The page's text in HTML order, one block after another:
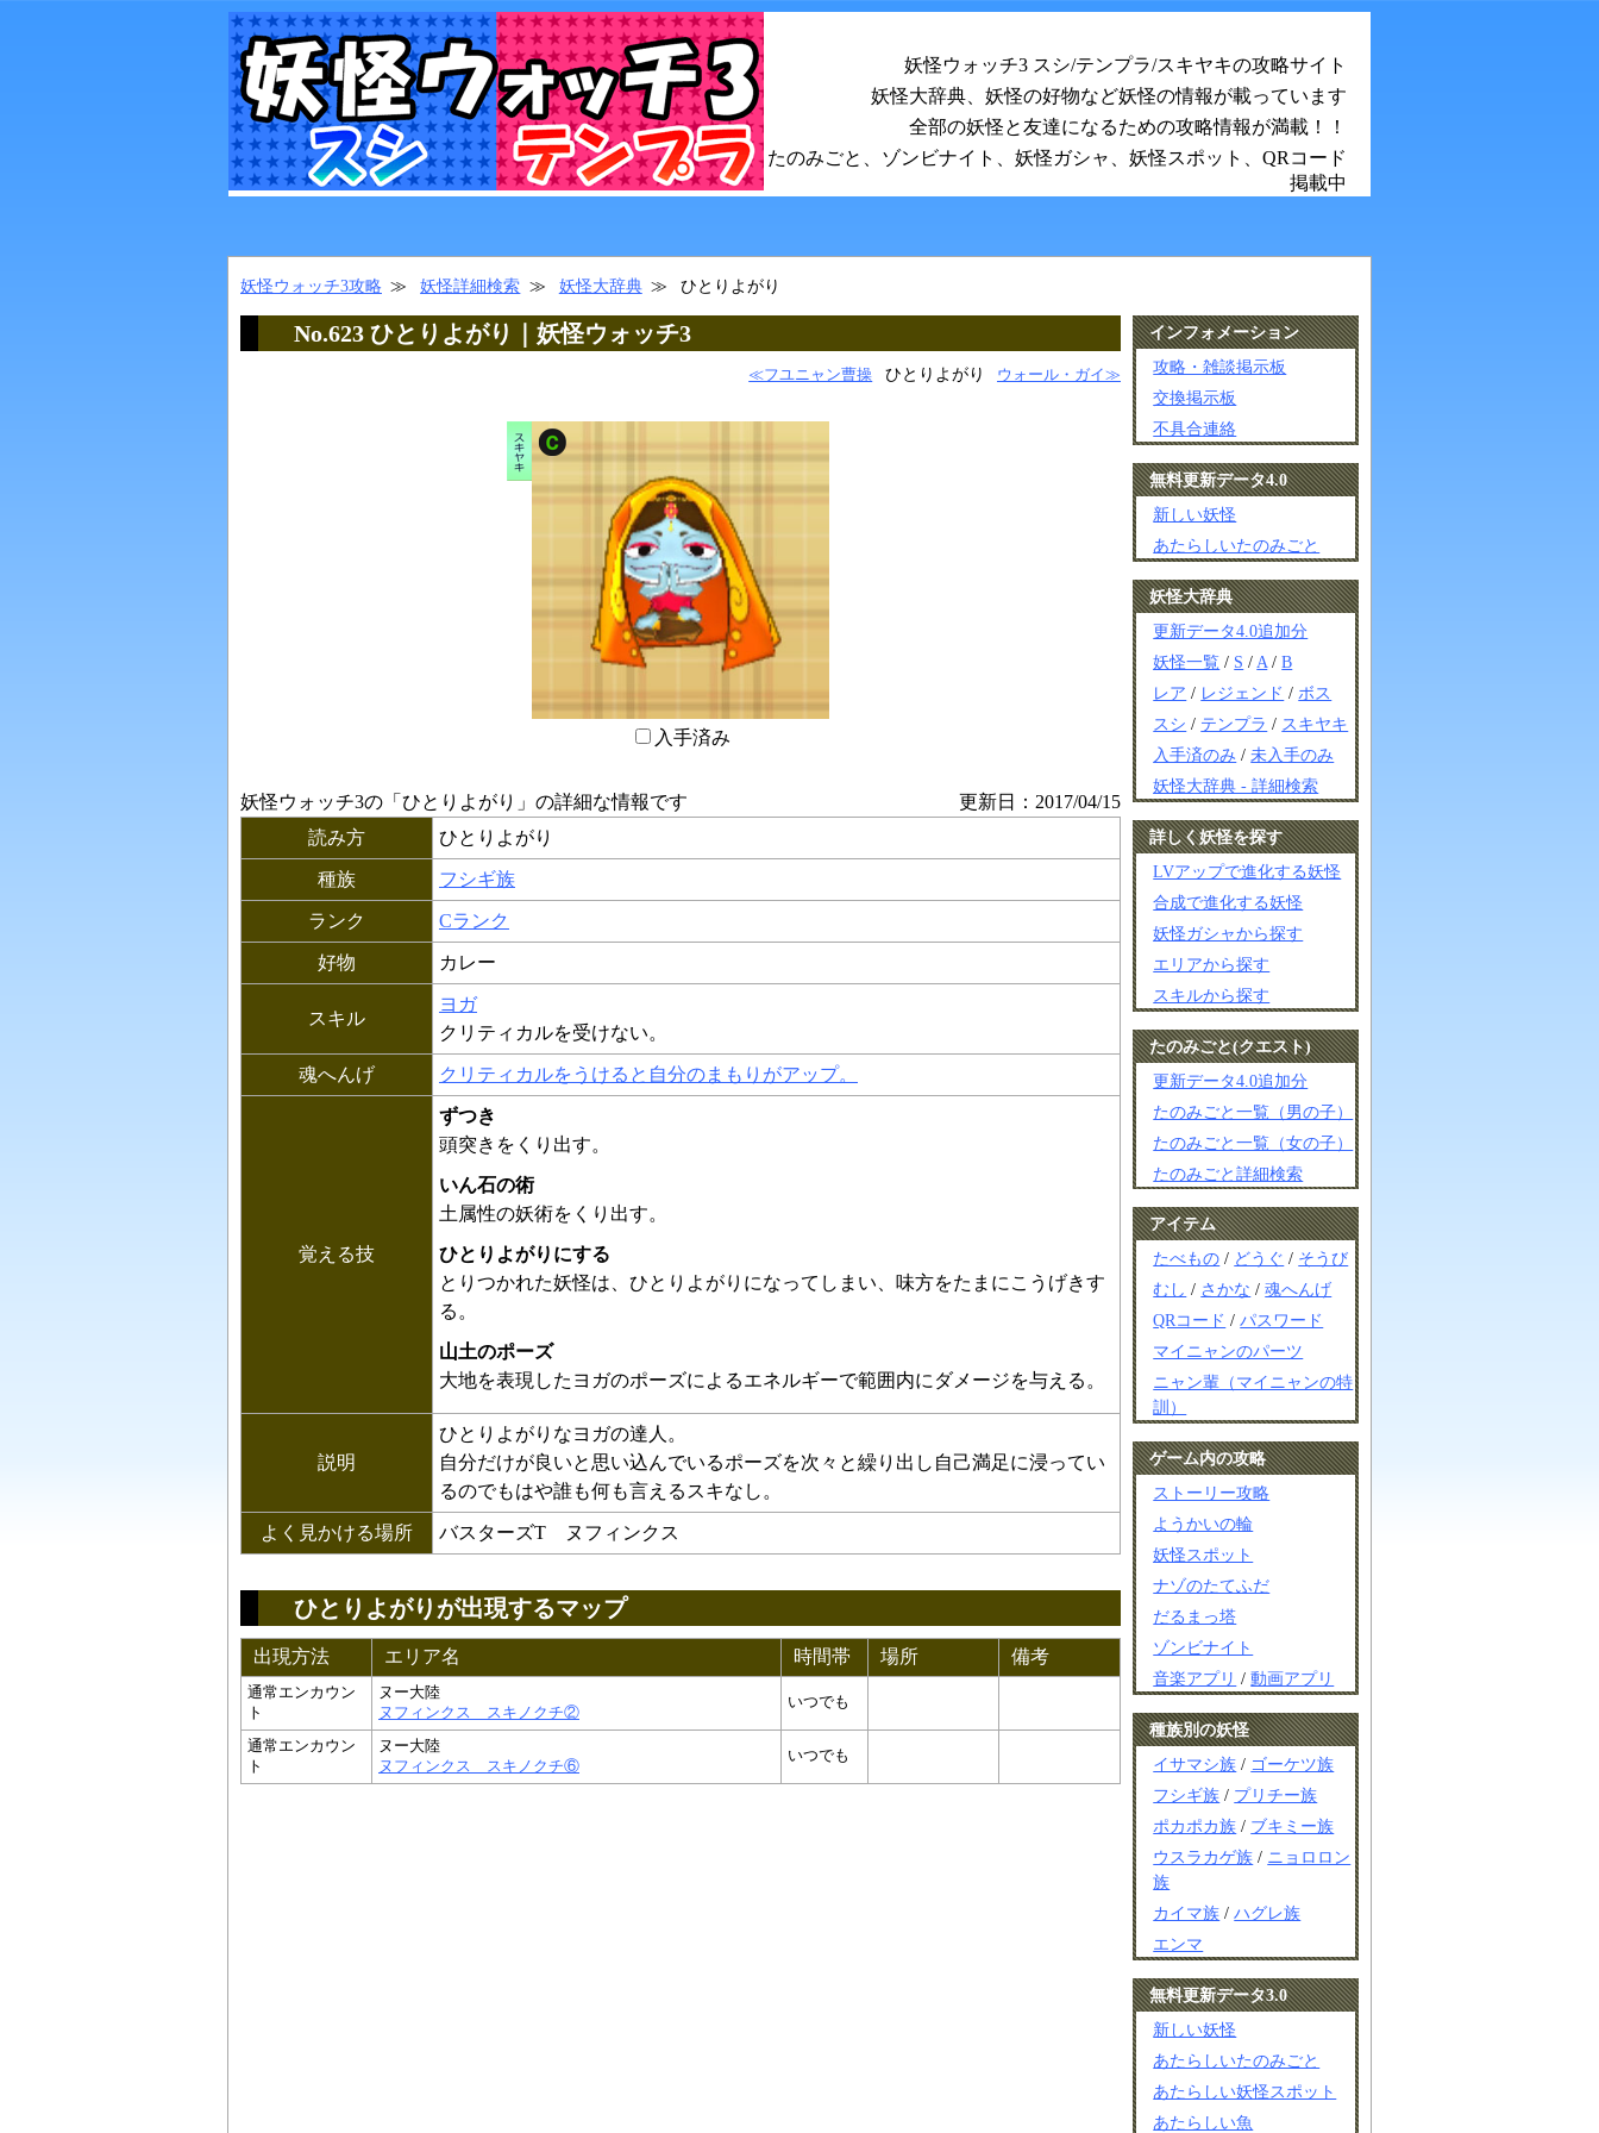
妖怪ウォッチ3 スシ/テンプラ/スキヤキの攻略サイト
妖怪大辞典、妖怪の好物など妖怪の情報が載っています
全部の妖怪と友達になるための攻略情報が満載！！
たのみごと、ゾンビナイト、妖怪ガシャ、妖怪スポット、QRコード
掲載中
妖怪ウォッチ3攻略 妖怪詳細検索 妖怪大辞典 ひとりよがり
No.623 ひとりよがり｜妖怪ウォッチ3
≪フユニャン曹操 ひとりよがり ウォール・ガイ≫
入手済み
妖怪ウォッチ3の「 ひとりよがり 」の詳細な情報です
更新日：2017/04/15
読み方
ひとりよがり
種族 フシギ族
ランク Cランク
好物 カレー
スキル
ヨガ
クリティカルを受けない。
魂へんげ クリティカルをうけると自分のまもりがアップ。
覚える技
ずつき
頭突きをくり出す。
いん石の術
土属性の妖術をくり出す。
ひとりよがりにする
とりつかれた妖怪は、ひとりよがりになってしまい、味方をたまにこうげきす
る。
山土のポーズ
大地を表現したヨガのポーズによるエネルギーで範囲内にダメージを与える。
説明
ひとりよがりなヨガの達人。
自分だけが良いと思い込んでいるポーズを次々と繰り出し自己満足に浸ってい
るのでもはや誰も何も言えるスキなし。
よく見かける場所 バスターズT ヌフィンクス
ひとりよがりが出現するマップ
出現方法 エリア名 時間帯 場所 備考
通常エンカウン
ト
ヌー大陸
ヌフィンクス スキノクチ②
いつでも
通常エンカウン
ト
ヌー大陸
ヌフィンクス スキノクチ⑥
いつでも
インフォメーション
攻略・雑談掲示板
交換掲示板
不具合連絡
無料更新データ4.0
新しい妖怪
あたらしいたのみごと
妖怪大辞典
更新データ4.0追加分
妖怪一覧 / S / A /B
レア / レジェンド / ボス
スシ / テンプラ / スキヤキ
入手済のみ /未入手のみ
妖怪大辞典 - 詳細検索
詳しく妖怪を探す
LVアップで進化する妖怪
合成で進化する妖怪
妖怪ガシャから探す
エリアから探す
スキルから探す
たのみごと(クエスト)
更新データ4.0追加分
たのみごと一覧（男の子）
たのみごと一覧（女の子）
たのみごと詳細検索
アイテム
たべもの / どうぐ / そうび
むし / さかな /魂へんげ
QRコード /パスワード
マイニャンのパーツ
ニャン輩（マイニャンの特
訓）
ゲーム内の攻略
ストーリー攻略
ようかいの輪
妖怪スポット
ナゾのたてふだ
だるまっ塔
ゾンビナイト
音楽アプリ /動画アプリ
種族別の妖怪
イサマシ族 / ゴーケツ族
フシギ族 / プリチー族
ポカポカ族 / ブキミー族
ウスラカゲ族 / ニョロロン
族
カイマ族 /ハグレ族
エンマ
無料更新データ3.0
新しい妖怪
あたらしいたのみごと
あたらしい妖怪スポット
あたらしい魚